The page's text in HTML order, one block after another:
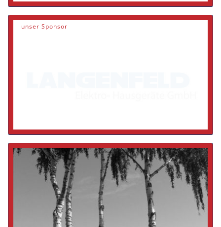
unser Sponsor